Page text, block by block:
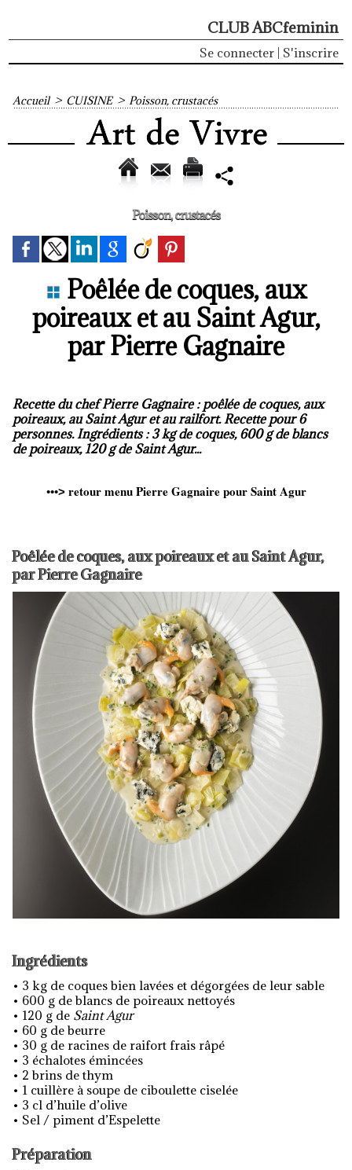
CLUB ABCfeminin
Se connecter S'inscrire
Accueil > CUISINE > Poisson, crustacés
Poisson, crustacés
Poêlée de coques, aux
poireaux et au Saint Agur,
par Pierre Gagnaire
Recette du chef Pierre Gagnaire : poêlée de coques, aux
poireaux, au Saint Agur et au railfort. Recette pour 6
personnes. Ingrédients : 3 kg de coques, 600 g de blancs
de poireaux, 120 g de Saint Agur...
•••> retour menu Pierre Gagnaire pour Saint Agur
Poêlée de coques, aux poireaux et au Saint Agur,
par Pierre Gagnaire
Ingrédients
• 3 kg de coques bien lavées et dégorgées de leur sable
• 600 g de blancs de poireaux nettoyés
• 120 g de Saint Agur
• 60 g de beurre
• 30 g de racines de raifort frais râpé
• 3 échalotes émincées
• 2 brins de thym
• 1 cuillère à soupe de ciboulette ciselée
• 3 cl d’huile d’olive
• Sel / piment d’Espelette
Préparation